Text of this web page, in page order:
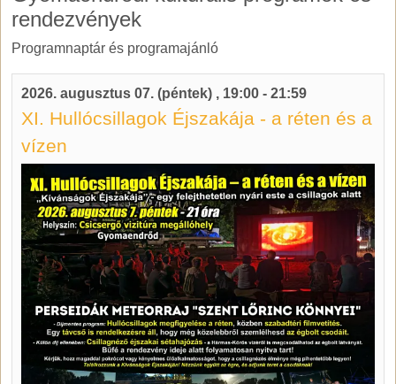
rendezvények
Programnaptár és programajánló
2026. augusztus 07. (péntek) , 19:00 - 21:59
XI. Hullócsillagok Éjszakája - a réten és a
vízen